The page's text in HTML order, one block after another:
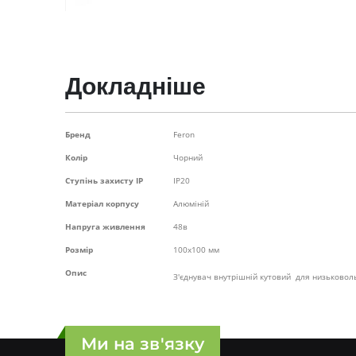
Докладніше
Докладніше
Бренд Feron
Колір Чорний
Ступінь захисту IP IP20
Матеріал корпусу Алюміній
Напруга живлення 48в
Розмір 100х100 мм
Опис З'єднувач внутрішній кутовий для
Ми на зв'язку